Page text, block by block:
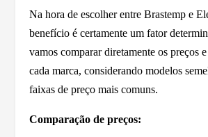
Na hora de escolher entre Brastemp e
benefício é certamente um fator
vamos comparar diretamente os preços
cada marca, considerando modelos
faixas de preço mais comuns.
Comparação de preços: